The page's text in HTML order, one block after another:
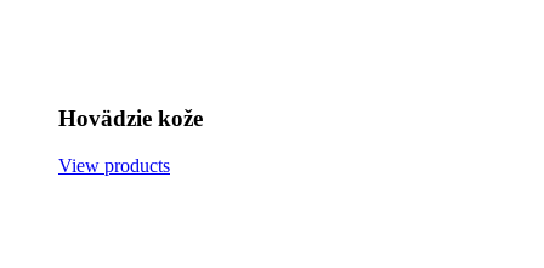
Hovädzie kože
View products